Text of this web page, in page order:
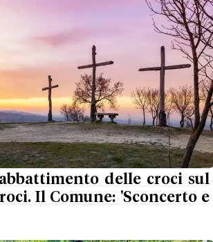
delle croci sul
Il Comune: 'Sconcerto e